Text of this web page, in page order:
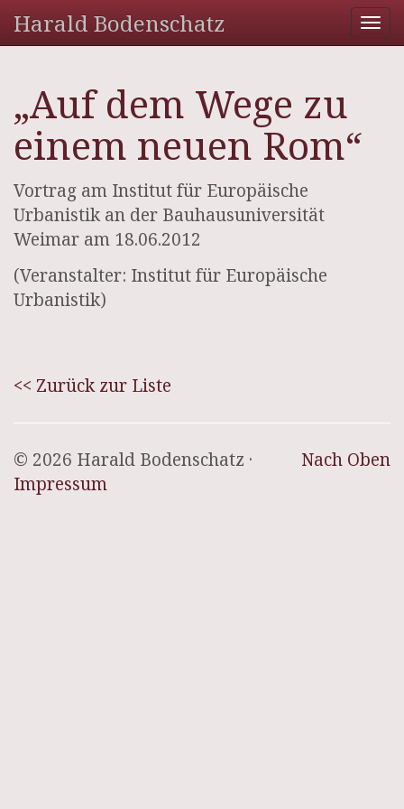
Harald Bodenschatz
„Auf dem Wege zu
einem neuen Rom“
Vortrag am Institut für Europäische
Urbanistik an der Bauhausuniversität
Weimar am 18.06.2012
(Veranstalter: Institut für Europäische
Urbanistik)
<< Zurück zur Liste
Nach Oben
© 2026 Harald Bodenschatz ·
Impressum